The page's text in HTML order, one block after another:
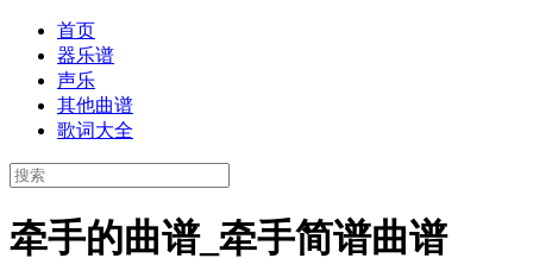
首页
器乐谱
声乐
其他曲谱
歌词大全
牵手的曲谱_牵手简谱曲谱